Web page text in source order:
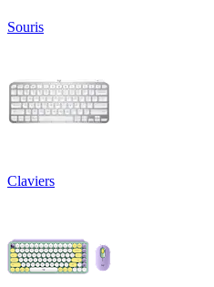
Souris
Claviers